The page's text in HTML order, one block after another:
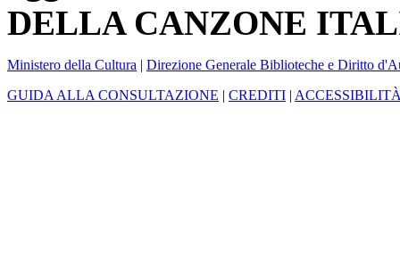
DELLA CANZONE
Ministero della Cultura | Direzione Generale Biblioteche e Diritto
GUIDA ALLA CONSULTAZIONE | CREDITI |